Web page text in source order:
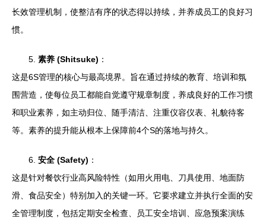
长效管理机制，使整洁有序的状态得以持续，并养成员工的良好习
惯。
5. 素养 (Shitsuke) ：
这是6S管理的核心与最高境界。旨在通过持续的教育、培训和氛
围营造，使每位员工都能自觉遵守规章制度，养成良好的工作习惯
和职业素养，如主动归位、随手清洁、注重仪容仪表、礼貌待客
等。素养的提升能从根本上保障前4个S的落地与持久。
6. 安全 (Safety) ：
这是针对餐饮行业高风险特性（如用火用电、刀具使用、地面防
滑、食品安全）特别加入的关键一环。它要求建立并执行全面的安
全管理制度，包括定期安全检查、员工安全培训、应急预案演练